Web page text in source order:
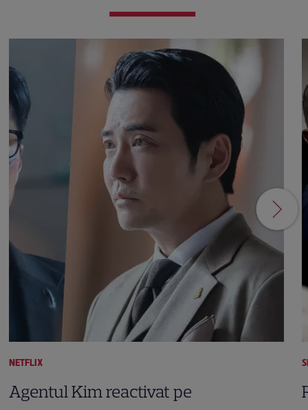
NETFLIX
Agentul Kim reactivat pe